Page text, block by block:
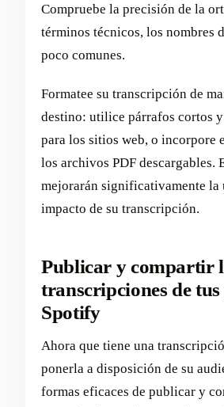
Compruebe la precisión de la
términos técnicos, los nombres
poco comunes.
Formatee su transcripción de
destino: utilice párrafos cortos
para los sitios web, o incorpore
los archivos PDF descargables.
mejorarán significativamente la
impacto de su transcripción.
Publicar y compartir
transcripciones de tus
Spotify
Ahora que tiene una
ponerla a disposición de su
formas eficaces de publicar y